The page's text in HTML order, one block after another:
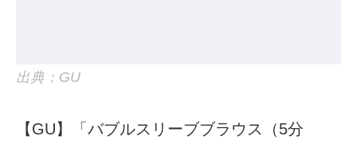
出典：GU
【GU】「バブルスリーブブラウス（5分